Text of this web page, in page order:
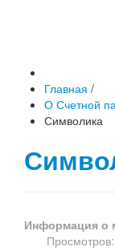
Главная /
О Счетной
Символика
Информация о